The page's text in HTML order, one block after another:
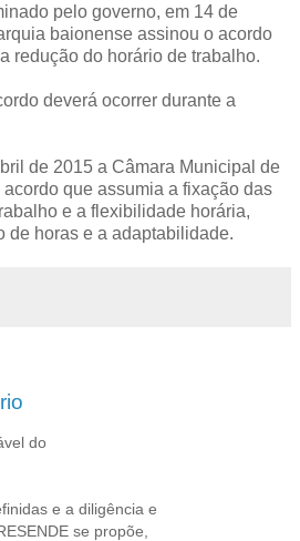
pelo governo, em 14 de
baionense assinou o acordo
redução do horário de trabalho.
deverá ocorrer durante a
de 2015 a Câmara Municipal de
que assumia a fixação das
e a flexibilidade horária,
de horas e a adaptabilidade.
do
e a diligência e
se propõe,